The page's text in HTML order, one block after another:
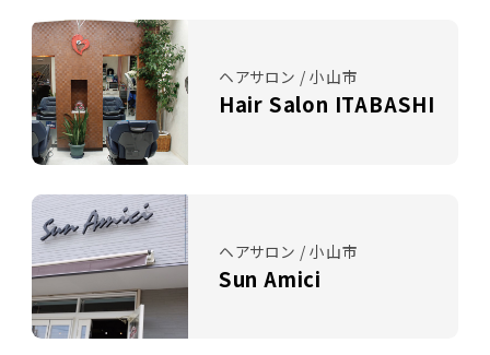
ヘアサロン / 小山市
Hair Salon ITABASHI
ヘアサロン / 小山市
Sun Amici